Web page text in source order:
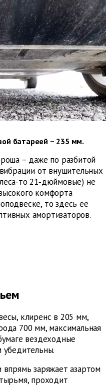
батареей – 235 мм.
– даже по разбитой
от внушительных
то 21‑дюймовые) не
комфорта
то здесь ее
амортизаторов.
клиренс в 205 мм,
700 мм, максимальная
вездеходные
убедительны.
заряжает азартом
проходит